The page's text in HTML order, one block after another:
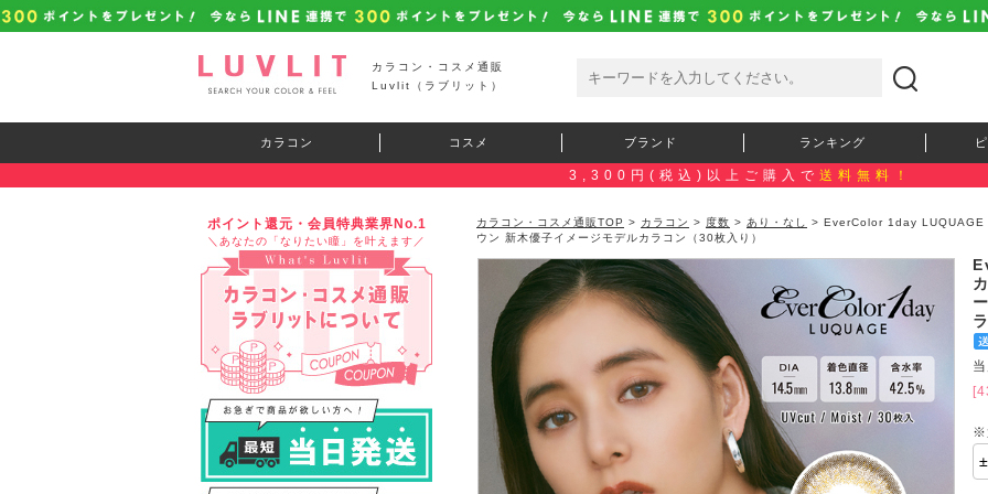
カラコン・コスメ通販
Luvlit（ラブリット）
カラコン コスメ ブランド ランキング
3,300円(税込)以上ご購入で 送料無料！
ポイント還元・会員特典業界No.1
＼あなたの「なりたい瞳」を叶えます／
カラコン・コスメ通販TOP > カラコン > 度数 > あり・なし
> EverColor 1day LUQUAGE
ウン 新木優子イメージモデルカラコン（30枚入り）